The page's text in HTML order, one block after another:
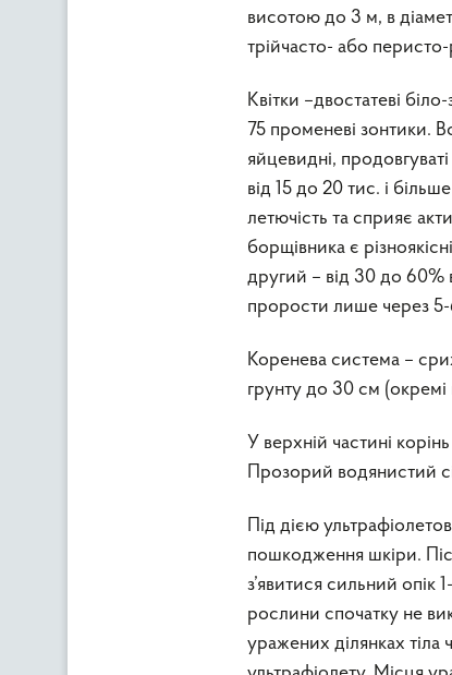
висотою до 3 м, в
трійчасто- або перисто-
Квітки –двостатеві
75 променеві зонтики.
яйцевидні,
від 15 до 20 тис. і
летючість та сприяє
борщівника є
другий – від 30 до 60%
прорости лише через 5-6
Коренева система –
грунту до 30 см
У верхній частині
Прозорий водянистий
Під дією
пошкодження шкіри.
з’явитися сильний
рослини спочатку не
уражених ділянках